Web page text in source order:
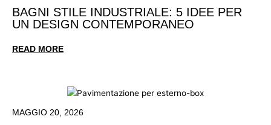
BAGNI STILE INDUSTRIALE: 5 IDEE PER
UN DESIGN CONTEMPORANEO
READ MORE
MAGGIO 20, 2026